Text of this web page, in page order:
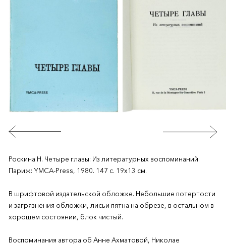
Роскина Н. Четыре главы: Из литературных воспоминаний.
Париж: YMCA-Рress, 1980. 147 с. 19х13 см.
В шрифтовой издательской обложке. Небольшие потертости
и загрязнения обложки, лисьи пятна на обрезе, в остальном в
хорошем состоянии, блок чистый.
Воспоминания автора об Анне Ахматовой, Николае